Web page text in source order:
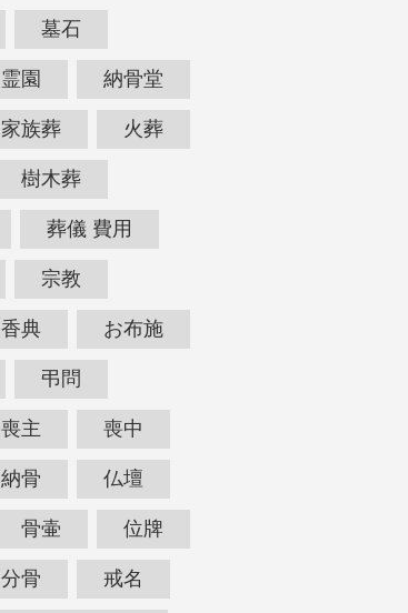
墓石
霊園 納骨堂
家族葬 火葬
樹木葬
葬儀 費用
宗教
香典 お布施
弔問
喪主 喪中
納骨 仏壇
骨壷 位牌
分骨 戒名